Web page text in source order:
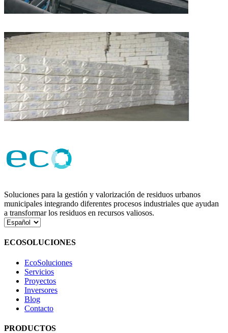
Soluciones para la gestión y valorización de residuos urbanos
municipales integrando diferentes procesos industriales que ayudan
a transformar los residuos en recursos valiosos.
Elegir
idioma
ECOSOLUCIONES
EcoSoluciones
Servicios
Proyectos
Inversores
Blog
Contacto
PRODUCTOS